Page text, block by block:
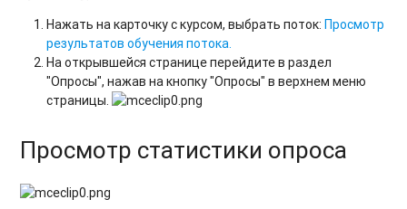
Нажать на карточку с курсом, выбрать поток:Просмотр
результатов обучения потока.
На открывшейся странице перейдите в раздел
"Опросы", нажав на кнопку "Опросы" в верхнем меню
страницы.
Просмотр статистики опроса